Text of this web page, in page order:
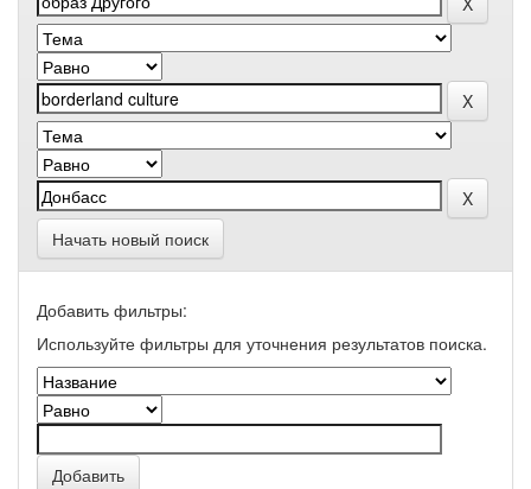
Начать новый поиск
Добавить фильтры:
Используйте фильтры для уточнения результатов поиска.